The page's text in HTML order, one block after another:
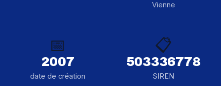
Vienne
📅
2007
date de création
📋
503336778
SIREN